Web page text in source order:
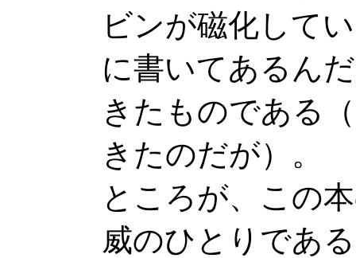
ビンが磁化して
に書いてあるん
きたものである
きたのだが）。
ところが、この
威のひとりであ